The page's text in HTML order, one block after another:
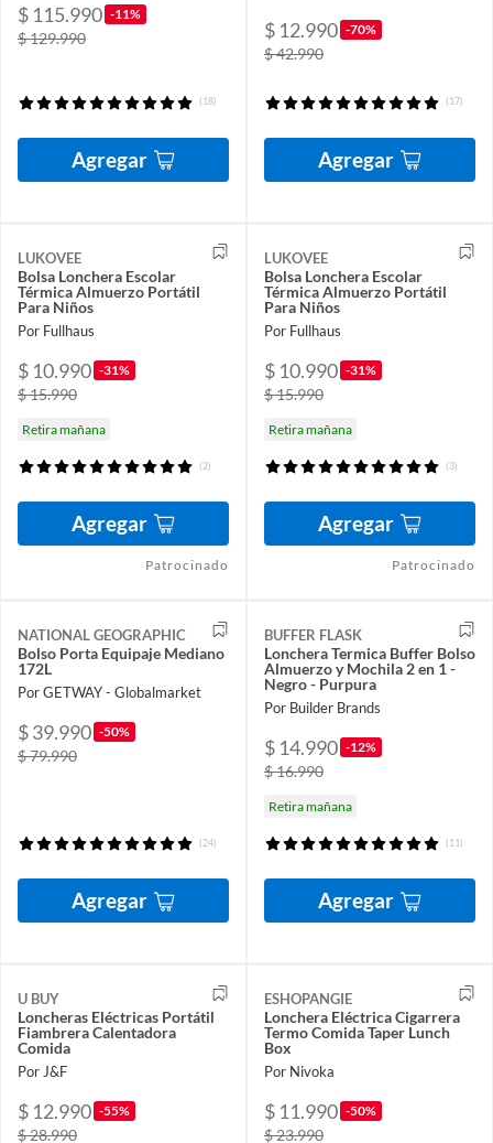
$ 115.990 -11%
$ 129.990
(18)
Agregar
$ 12.990 -70%
$ 42.990
(17)
Agregar
LUKOVEE
Bolsa Lonchera Escolar
Térmica Almuerzo Portátil
Para Niños
Por Fullhaus
$ 10.990 -31%
$ 15.990
Retira mañana
(2)
Agregar
Patrocinado
LUKOVEE
Bolsa Lonchera Escolar
Térmica Almuerzo Portátil
Para Niños
Por Fullhaus
$ 10.990 -31%
$ 15.990
Retira mañana
(3)
Agregar
Patrocinado
NATIONAL GEOGRAPHIC
Bolso Porta Equipaje Mediano
172L
Por GETWAY - Globalmarket
$ 39.990 -50%
$ 79.990
(24)
Agregar
BUFFER FLASK
Lonchera Termica Buffer Bolso
Almuerzo y Mochila 2 en 1 -
Negro - Purpura
Por Builder Brands
$ 14.990 -12%
$ 16.990
Retira mañana
(11)
Agregar
U BUY
Loncheras Eléctricas Portátil
Fiambrera Calentadora
Comida
Por J&F
$ 12.990 -55%
$ 28.990
ESHOPANGIE
Lonchera Eléctrica Cigarrera
Termo Comida Taper Lunch
Box
Por Nivoka
$ 11.990 -50%
$ 23.990